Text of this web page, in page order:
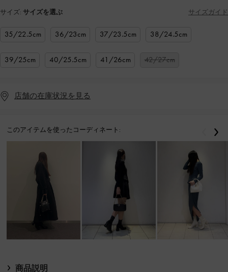
サイズ: サイズを選ぶ サイズガイド
35/22.5cm 36/23cm 37/23.5cm 38/24.5cm
39/25cm 40/25.5cm 41/26cm 42/27cm
店舗の在庫状況を見る
このアイテムを使ったコーディネート: 戻る
商品説明